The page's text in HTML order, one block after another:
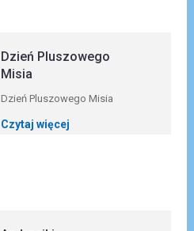
Dzień Pluszowego
Misia
Dzień Pluszowego Misia
Czytaj więcej